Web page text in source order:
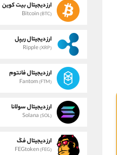
ارز دیجیتال بیت کوین
Bitcoin(BTC)
ارز دیجیتال ریپل
Ripple(XRP)
ارز دیجیتال فانتوم
Fantom(FTM)
ارز دیجیتال سولانا
Solana (SOL)
ارز دیجیتال فگ
FEGtoken(FEG)